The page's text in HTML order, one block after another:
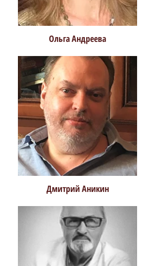
Ольга Андреева
Дмитрий Аникин